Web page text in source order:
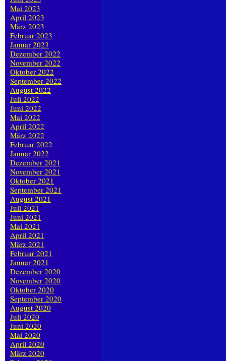
Mai 2023
April 2023
März 2023
Februar 2023
Januar 2023
Dezember 2022
November 2022
Oktober 2022
September 2022
August 2022
Juli 2022
Juni 2022
Mai 2022
April 2022
März 2022
Februar 2022
Januar 2022
Dezember 2021
November 2021
Oktober 2021
September 2021
August 2021
Juli 2021
Juni 2021
Mai 2021
April 2021
März 2021
Februar 2021
Januar 2021
Dezember 2020
November 2020
Oktober 2020
September 2020
August 2020
Juli 2020
Juni 2020
Mai 2020
April 2020
März 2020